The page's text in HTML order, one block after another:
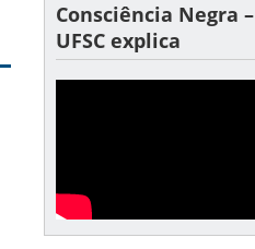
Consciência Negra –
UFSC explica